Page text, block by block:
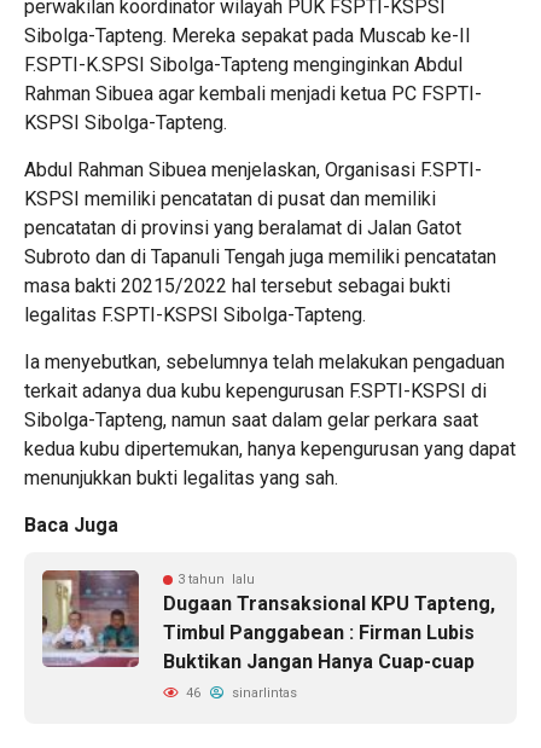
perwakilan koordinator wilayah PUK FSPTI-KSPSI
Sibolga-Tapteng. Mereka sepakat pada Muscab ke-II
F.SPTI-K.SPSI Sibolga-Tapteng menginginkan Abdul
Rahman Sibuea agar kembali menjadi ketua PC FSPTI-
KSPSI Sibolga-Tapteng.
Abdul Rahman Sibuea menjelaskan, Organisasi F.SPTI-
KSPSI memiliki pencatatan di pusat dan memiliki
pencatatan di provinsi yang beralamat di Jalan Gatot
Subroto dan di Tapanuli Tengah juga memiliki pencatatan
masa bakti 20215/2022 hal tersebut sebagai bukti
legalitas F.SPTI-KSPSI Sibolga-Tapteng.
Ia menyebutkan, sebelumnya telah melakukan pengaduan
terkait adanya dua kubu kepengurusan F.SPTI-KSPSI di
Sibolga-Tapteng, namun saat dalam gelar perkara saat
kedua kubu dipertemukan, hanya kepengurusan yang dapat
menunjukkan bukti legalitas yang sah.
Baca Juga
3 tahun lalu
Dugaan Transaksional KPU Tapteng,
Timbul Panggabean : Firman Lubis
Buktikan Jangan Hanya Cuap-cuap
46 sinarlintas